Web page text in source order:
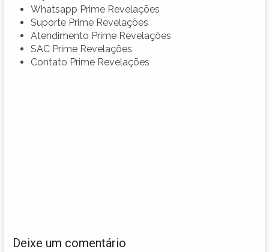
Whatsapp Prime Revelações
Suporte Prime Revelações
Atendimento Prime Revelações
SAC Prime Revelações
Contato Prime Revelações
Deixe um comentário